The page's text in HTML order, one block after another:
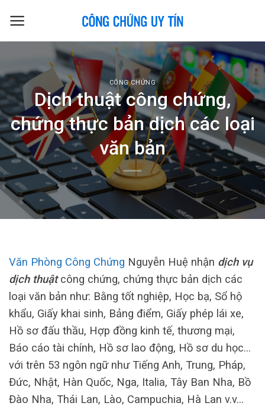
CÔNG CHỨNG
Dịch thuật công chứng,
chứng thực bản dịch các loại
văn bản
Văn Phòng Công Chứng Nguyễn Huệ nhận dịch vụ
dịch thuậtcông chứng, chứng thực bản dịch các
loại văn bản như: Bằng tốt nghiệp, Học bạ, Sổ hộ
khẩu, Giấy khai sinh, Bảng điểm, Giấy phép lái xe,
Hồ sơ đấu thầu, Hợp đồng kinh tế, thương mại,
Báo cáo tài chính, Hồ sơ lao động, Hồ sơ du học…
với trên 53 ngôn ngữ như Tiếng Anh, Trung, Pháp,
Đức, Nhật, Hàn Quốc, Nga, Italia, Tây Ban Nha, Bồ
Đào Nha, Thái Lan, Lào, Campuchia, Hà Lan v.v…